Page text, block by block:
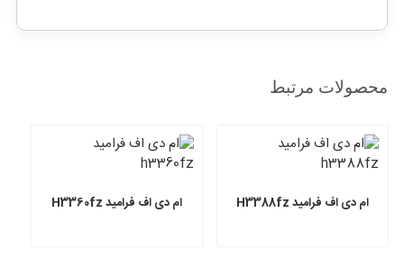
محصولات مرتبط
ام دی اف فرامید H3388fz ام دی اف فرامید H3360fz